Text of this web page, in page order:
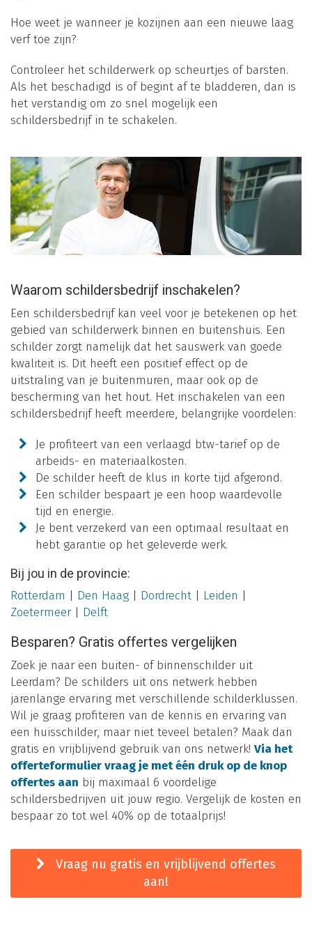
Hoe weet je wanneer je kozijnen aan een nieuwe laag
verf toe zijn?
Controleer het schilderwerk op scheurtjes of barsten.
Als het beschadigd is of begint af te bladderen, dan is
het verstandig om zo snel mogelijk een
schildersbedrijf in te schakelen.
Waarom schildersbedrijf inschakelen?
Een schildersbedrijf kan veel voor je betekenen op het
gebied van schilderwerk binnen en buitenshuis. Een
schilder zorgt namelijk dat het sauswerk van goede
kwaliteit is. Dit heeft een positief effect op de
uitstraling van je buitenmuren, maar ook op de
bescherming van het hout. Het inschakelen van een
schildersbedrijf heeft meerdere, belangrijke voordelen:
Je profiteert van een verlaagd btw-tarief op de
arbeids- en materiaalkosten.
De schilder heeft de klus in korte tijd afgerond.
Een schilder bespaart je een hoop waardevolle
tijd en energie.
Je bent verzekerd van een optimaal resultaat en
hebt garantie op het geleverde werk.
Bij jou in de provincie:
Rotterdam Den Haag Dordrecht Leiden
Zoetermeer| Delft
Besparen? Gratis offertes vergelijken
Zoek je naar een buiten- of binnenschilder uit
Leerdam? De schilders uit ons netwerk hebben
jarenlange ervaring met verschillende schilderklussen.
Wil je graag profiteren van de kennis en ervaring van
een huisschilder, maar niet teveel betalen? Maak dan
gratis en vrijblijvend gebruik van ons netwerk! Via het
offerteformulier vraag je met één druk op de knop
offertes aan bij maximaal 6 voordelige
schildersbedrijven uit jouw regio. Vergelijk de kosten en
bespaar zo tot wel 40% op de totaalprijs!
Vraag nu gratis en vrijblijvend offertes
aan!